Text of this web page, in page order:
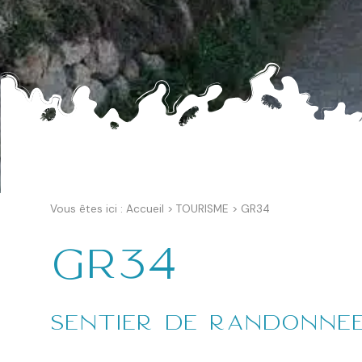
Vous êtes ici : Accueil > TOURISME > GR34
GR34
Sentier de